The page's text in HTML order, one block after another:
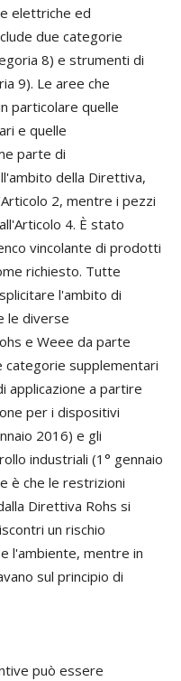
elettriche ed
due categorie
8) e strumenti di
9). Le aree che
particolare quelle
e quelle
parte di
della Direttiva,
2, mentre i pezzi
4. È stato
vincolante di prodotti
richiesto. Tutte
l'ambito di
le diverse
e Weee da parte
categorie supplementari
applicazione a partire
per i dispositivi
2016) e gli
industriali (1° gennaio
è che le restrizioni
Direttiva Rohs si
un rischio
l'ambiente, mentre in
sul principio di
può essere